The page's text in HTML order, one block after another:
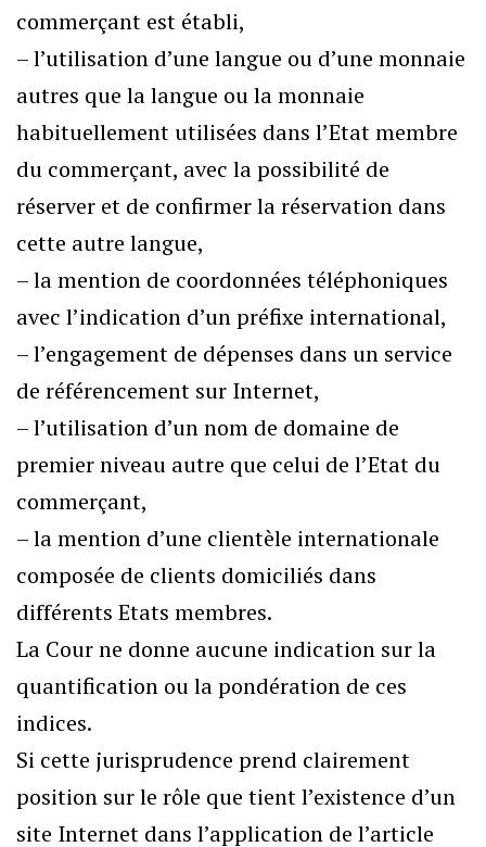
commerçant est établi,
– l’utilisation d’une langue ou d’une monnaie
autres que la langue ou la monnaie
habituellement utilisées dans l’Etat membre
du commerçant, avec la possibilité de
réserver et de confirmer la réservation dans
cette autre langue,
– la mention de coordonnées téléphoniques
avec l’indication d’un préfixe international,
– l’engagement de dépenses dans un service
de référencement sur Internet,
– l’utilisation d’un nom de domaine de
premier niveau autre que celui de l’Etat du
commerçant,
– la mention d’une clientèle internationale
composée de clients domiciliés dans
différents Etats membres.
La Cour ne donne aucune indication sur la
quantification ou la pondération de ces
indices.
Si cette jurisprudence prend clairement
position sur le rôle que tient l’existence d’un
site Internet dans l’application de l’article